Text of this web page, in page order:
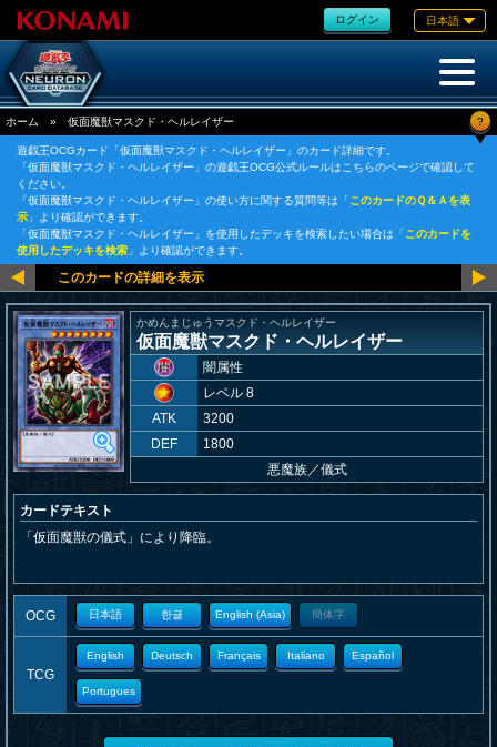
ログイン 日本語
ホーム » 仮面魔獣マスクド・ヘルレイザー ?
遊戯王OCGカード「仮面魔獣マスクド・ヘルレイザー」のカード詳細です。
「仮面魔獣マスクド・ヘルレイザー」の遊戯王OCG公式ルールはこちらのページで確認して
ください。
「仮面魔獣マスクド・ヘルレイザー」の使い方に関する質問等は「このカードのＱ＆Ａを表
示 」より確認ができます。
「仮面魔獣マスクド・ヘルレイザー」を使用したデッキを検索したい場合は「このカードを
使用したデッキを検索 」より確認ができます。
かめんまじゅうマスクド・ヘルレイザー
仮面魔獣マスクド・ヘルレイザー
闇属性
レベル 8
ATK
3200
DEF
1800
悪魔族／儀式
カードテキスト
「仮面魔獣の儀式」により降臨。
OCG 日本語 한글 English (Asia) 簡体字
TCG
English Deutsch Français Italiano Español
Portugues